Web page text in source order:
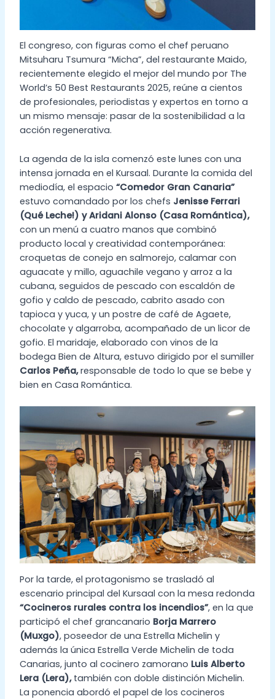
El congreso, con figuras como el chef peruano
Mitsuharu Tsumura “Micha”, del restaurante Maido,
recientemente elegido el mejor del mundo por The
World’s 50 Best Restaurants 2025, reúne a cientos
de profesionales, periodistas y expertos en torno a
un mismo mensaje: pasar de la sostenibilidad a la
acción regenerativa.
La agenda de la isla comenzó este lunes con una
intensa jornada en el Kursaal. Durante la comida del
mediodía, el espacio “Comedor Gran Canaria”
estuvo comandado por los chefs Jenisse Ferrari
(Qué Leche!) y Aridani Alonso (Casa Romántica),
con un menú a cuatro manos que combinó
producto local y creatividad contemporánea:
croquetas de conejo en salmorejo, calamar con
aguacate y millo, aguachile vegano y arroz a la
cubana, seguidos de pescado con escaldón de
gofio y caldo de pescado, cabrito asado con
tapioca y yuca, y un postre de café de Agaete,
chocolate y algarroba, acompañado de un licor de
gofio. El maridaje, elaborado con vinos de la
bodega Bien de Altura, estuvo dirigido por el sumiller
Carlos Peña,responsable de todo lo que se bebe y
bien en Casa Romántica.
Por la tarde, el protagonismo se trasladó al
escenario principal del Kursaal con la mesa redonda
“Cocineros rurales contra los incendios”, en la que
participó el chef grancanario Borja Marrero
(Muxgo), poseedor de una Estrella Michelin y
además la única Estrella Verde Michelin de toda
Canarias, junto al cocinero zamorano Luis Alberto
Lera (Lera),también con doble distinción Michelin.
La ponencia abordó el papel de los cocineros